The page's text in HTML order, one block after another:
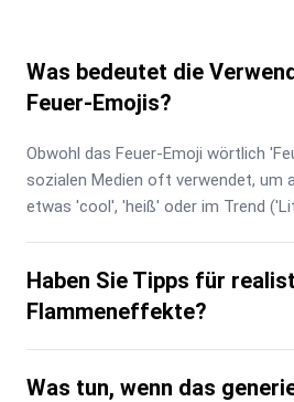
Was bedeutet die
Feuer-Emojis?
Obwohl das Feuer-Emoji wörtlich
sozialen Medien oft verwendet, um
etwas 'cool', 'heiß' oder im Trend
Haben Sie Tipps für
Flammeneffekte?
Was tun, wenn das